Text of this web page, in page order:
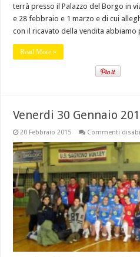
terrà presso il Palazzo del Borgo in
e 28 febbraio e 1 marzo e di cui
con il ricavato della vendita
Read More »
Venerdi 30 Gennaio
20 Febbraio 2015 Commenti